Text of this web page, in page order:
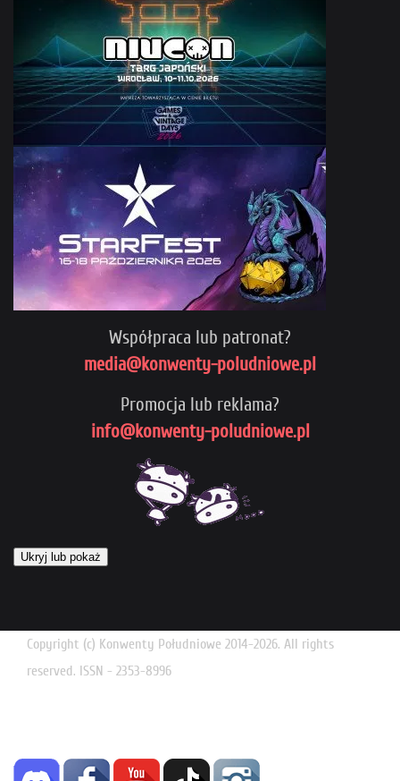
Współpraca lub patronat?
media@konwenty-poludniowe.pl
Promocja lub reklama?
info@konwenty-poludniowe.pl
Ukryj lub pokaż
Copyright (c) Konwenty Południowe 2014-2026. All rights
reserved. ISSN - 2353-8996